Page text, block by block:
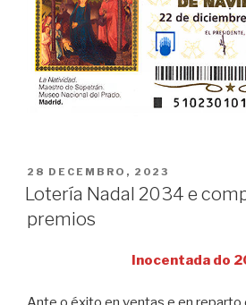
POSTED
ON
28 DECEMBRO, 2023
Lotería Nadal 2034 e
premios
Inocentada do